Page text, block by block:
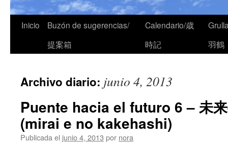
Inicio
Buzón de sugerencias/
提案箱
Calendario/歳
時記
羽鶴
Archivo diario: junio 4, 2013
Puente hacia el futuro 6 – 未
(mirai e no kakehashi)
Publicada el junio 4, 2013 por nora